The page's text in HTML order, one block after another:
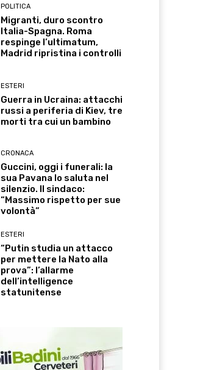
POLITICA
Migranti, duro scontro
Italia-Spagna. Roma
respinge l’ultimatum,
Madrid ripristina i controlli
ESTERI
Guerra in Ucraina: attacchi
russi a periferia di Kiev, tre
morti tra cui un bambino
CRONACA
Guccini, oggi i funerali: la
sua Pavana lo saluta nel
silenzio. Il sindaco:
“Massimo rispetto per sue
volontà”
ESTERI
“Putin studia un attacco
per mettere la Nato alla
prova”: l’allarme
dell’intelligence
statunitense